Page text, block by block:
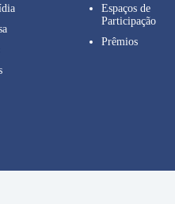
Espaços de
Participação
Prêmios